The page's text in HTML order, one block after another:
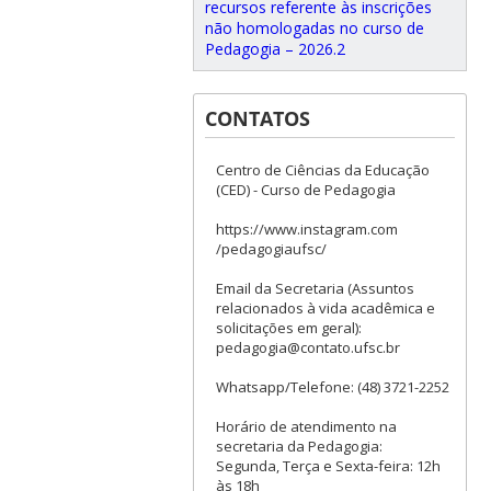
recursos referente às inscrições
não homologadas no curso de
Pedagogia – 2026.2
CONTATOS
Centro de Ciências da Educação
(CED) - Curso de Pedagogia
https://www.instagram.com
/pedagogiaufsc/
Email da Secretaria (Assuntos
relacionados à vida acadêmica e
solicitações em geral):
pedagogia@contato.ufsc.br
Whatsapp/Telefone: (48) 3721-2252
Horário de atendimento na
secretaria da Pedagogia:
Segunda, Terça e Sexta-feira: 12h
às 18h